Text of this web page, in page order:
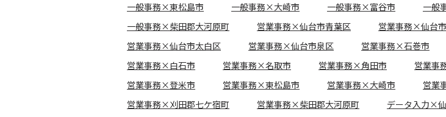
一般事務×東松島市
一般事務×大崎市 一般事務×富谷市 一般
一般事務×柴田郡大河原町
営業事務×仙台市青葉区 営業事務×仙台
営業事務×仙台市太白区
営業事務×仙台市泉区 営業事務×石巻市
営業事務×白石市
営業事務×名取市 営業事務×角田市 営業事
営業事務×登米市
営業事務×東松島市 営業事務×大崎市 営業
営業事務×刈田郡七ケ宿町
営業事務×柴田郡大河原町 データ入力×